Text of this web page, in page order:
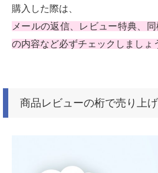
購入した際は、
メールの返信、レビュー特典、
の内容など必ずチェックしましょ
商品レビューの桁で売り上